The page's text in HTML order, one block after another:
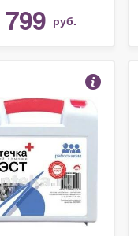
799 руб.